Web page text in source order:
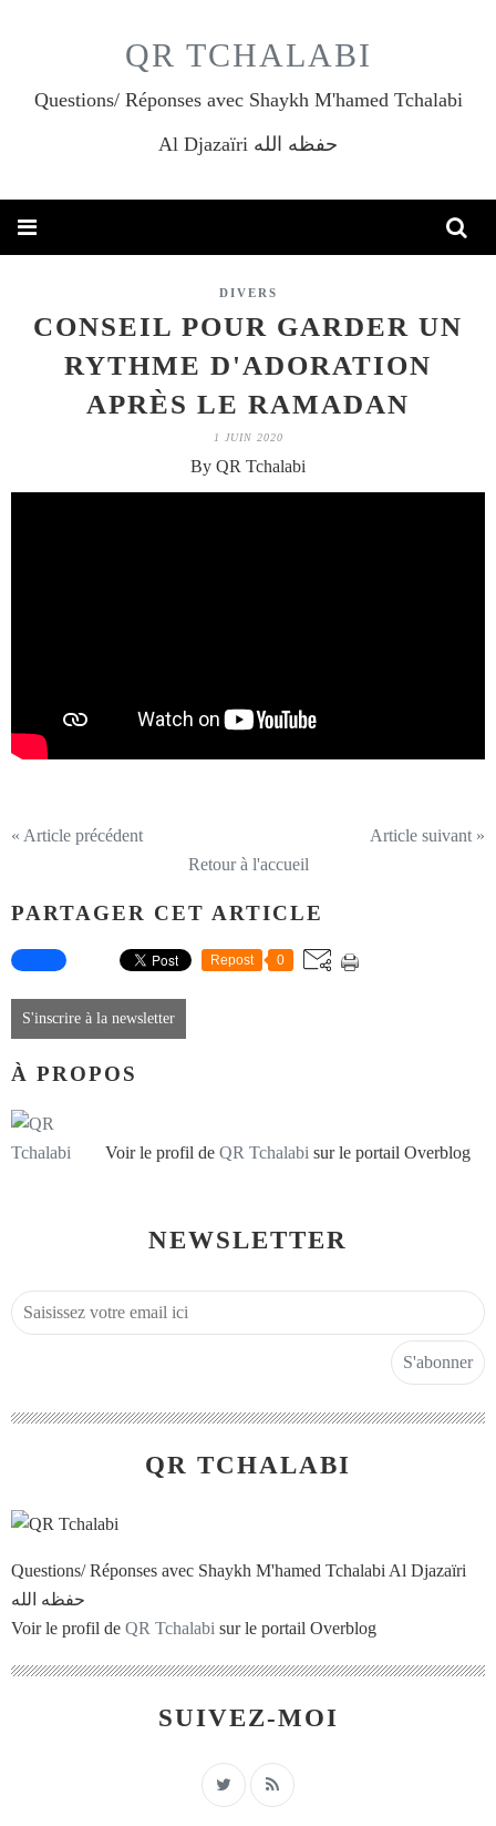
QR TCHALABI
Questions/ Réponses avec Shaykh M'hamed Tchalabi
Al Djazaïri حفظه الله
DIVERS
CONSEIL POUR GARDER UN
RYTHME D'ADORATION
APRÈS LE RAMADAN
1 JUIN 2020
By QR Tchalabi
« Article précédent
Article suivant »
Retour à l'accueil
PARTAGER CET ARTICLE
Repost 0
S'inscrire à la newsletter
À PROPOS
Voir le profil de QR Tchalabi sur le portail Overblog
NEWSLETTER
QR TCHALABI
Questions/ Réponses avec Shaykh M'hamed Tchalabi Al Djazaïri
حفظه الله
Voir le profil de QR Tchalabi sur le portail Overblog
SUIVEZ-MOI